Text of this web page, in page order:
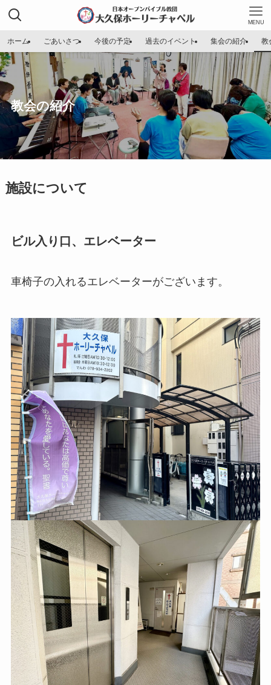
MENU
ホーム ごあいさつ 今後の予定 過去のイベント 集会の紹介 教
教会の紹介
施設について
ビル入り口、エレベーター
車椅子の入れるエレベーターがございます。